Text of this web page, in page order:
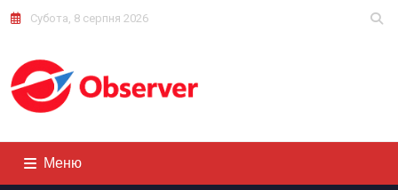
Субота, 8 серпня 2026
Меню